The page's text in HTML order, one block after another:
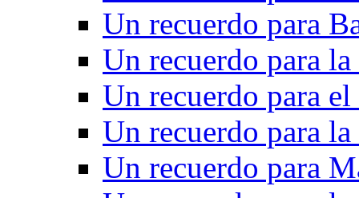
Un recuerdo para
Un recuerdo para
Un recuerdo para
Un recuerdo para
Un recuerdo para